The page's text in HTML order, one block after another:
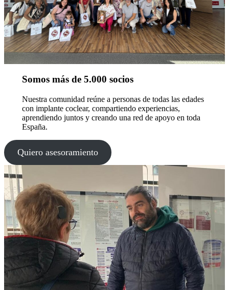
Somos más de 5.000 socios
Nuestra comunidad reúne a personas de todas las edades
con implante coclear, compartiendo experiencias,
aprendiendo juntos y creando una red de apoyo en toda
España.
Quiero asesoramiento